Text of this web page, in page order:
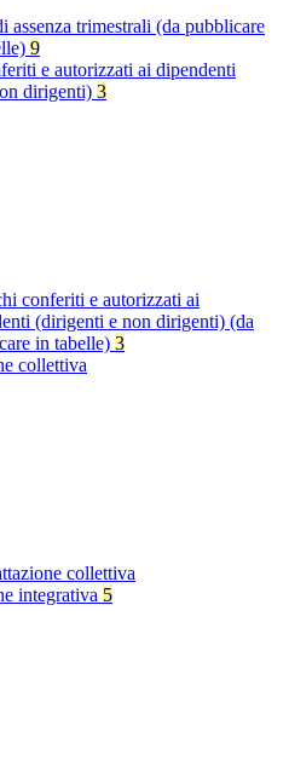
assenza trimestrali (da pubblicare
9
e autorizzati ai dipendenti
dirigenti) 3
conferiti e autorizzati ai
(dirigenti e non dirigenti) (da
in tabelle) 3
collettiva
collettiva
integrativa 5